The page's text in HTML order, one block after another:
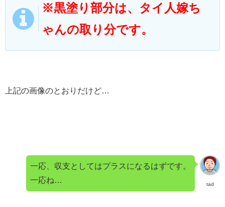
※黒塗り部分は、タイ人嫁ち
ゃんの取り分です。
上記の画像のとおりだけど…
tad
一応、収支としてはプラスになるはずです。
一応ね…